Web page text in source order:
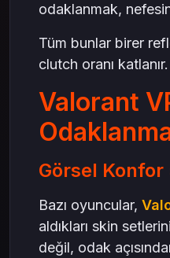
odaklanmak,
Tüm bunlar birer
clutch oranı katlanır.
Valorant
Görsel
Bazı oyuncular,
aldıkları skin
değil, odak